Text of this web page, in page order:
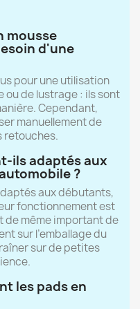
mousse
d'une
pour une utilisation
ou de lustrage : ils sont
Cependant,
manuellement de
retouches.
ils adaptés aux
?
aux débutants,
fonctionnement est
de même important de
sur l’emballage du
sur de petites
les pads en